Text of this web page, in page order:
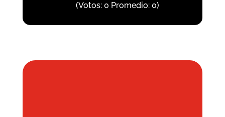
(Votos: 0 Promedio: 0)